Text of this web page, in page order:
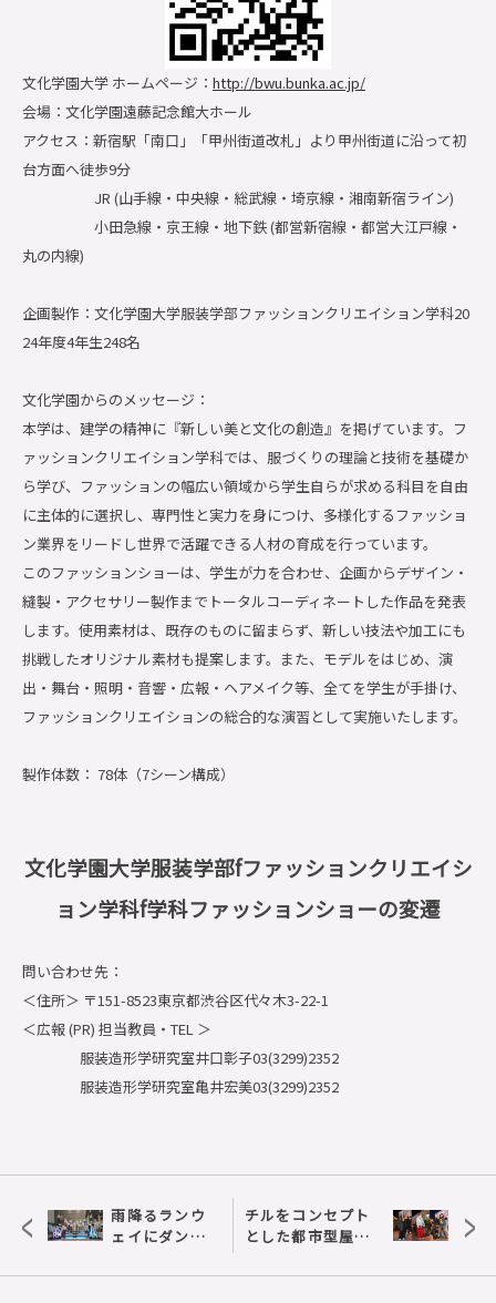
文化学園大学 ホームページ： http://bwu.bunka.ac.jp/
会場：文化学園遠藤記念館大ホール
アクセス：新宿駅「南口」「甲州街道改札」より甲州街道に沿って初
台方面へ徒歩9分
JR (山手線・中央線・総武線・埼京線・湘南新宿ライン)
小田急線・京王線・地下鉄 (都営新宿線・都営大江戸線・
丸の内線)
企画製作：文化学園大学服装学部ファッションクリエイション学科20
24年度4年生248名
文化学園からのメッセージ：
本学は、建学の精神に『新しい美と文化の創造』を掲げています。フ
ァッションクリエイション学科では、服づくりの理論と技術を基礎か
ら学び、ファッションの幅広い領域から学生自らが求める科目を自由
に主体的に選択し、専門性と実力を身につけ、多様化するファッショ
ン業界をリードし世界で活躍できる人材の育成を行っています。
このファッションショーは、学生が力を合わせ、企画からデザイン・
縫製・アクセサリー製作までトータルコーディネートした作品を発表
します。使用素材は、既存のものに留まらず、新しい技法や加工にも
挑戦したオリジナル素材も提案します。また、モデルをはじめ、演
出・舞台・照明・音響・広報・ヘアメイク等、全てを学生が手掛け、
ファッションクリエイションの総合的な演習として実施いたします。
製作体数： 78体（7シーン構成）
文化学園大学服装学部fファッションクリエイシ
ョン学科f学科ファッションショーの変遷
問い合わせ先：
＜住所＞ 〒151-8523東京都渋谷区代々木3-22-1
＜広報 (PR) 担当教員・TEL ＞
服装造形学研究室井口彰子03(3299)2352
服装造形学研究室亀井宏美03(3299)2352
<
雨降るランウ
ェイにダン
ワークマン24
チルをコンセプト
とした都市型屋上
「ChillCity2023」。
>